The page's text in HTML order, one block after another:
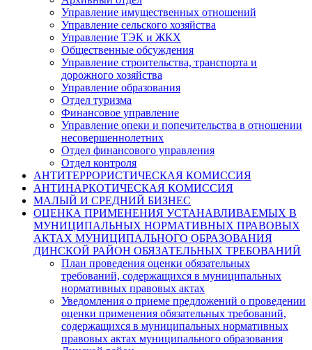
Управление имущественных отношений
Управление сельского хозяйства
Управление ТЭК и ЖКХ
Общественные обсуждения
Управление строительства, транспорта и
дорожного хозяйства
Управление образования
Отдел туризма
Финансовое управление
Управление опеки и попечительства в отношении
несовершеннолетних
Отдел финансового управления
Отдел контроля
АНТИТЕРРОРИСТИЧЕСКАЯ КОМИССИЯ
АНТИНАРКОТИЧЕСКАЯ КОМИССИЯ
МАЛЫЙ И СРЕДНИЙ БИЗНЕС
ОЦЕНКА ПРИМЕНЕНИЯ УСТАНАВЛИВАЕМЫХ В
МУНИЦИПАЛЬНЫХ НОРМАТИВНЫХ ПРАВОВЫХ
АКТАХ МУНИЦИПАЛЬНОГО ОБРАЗОВАНИЯ
ДИНСКОЙ РАЙОН ОБЯЗАТЕЛЬНЫХ ТРЕБОВАНИЙ
План проведения оценки обязательных
требований, содержащихся в муниципальных
нормативных правовых актах
Уведомления о приеме предложений о проведении
оценки применения обязательных требований,
содержащихся в муниципальных нормативных
правовых актах муниципального образования